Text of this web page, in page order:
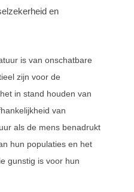
en
is van onschatbare
zijn voor de
in stand houden van
van
als de mens benadrukt
hun populaties en het
gunstig is voor hun